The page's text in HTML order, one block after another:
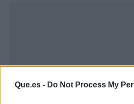
Que.es - Do Not Process My